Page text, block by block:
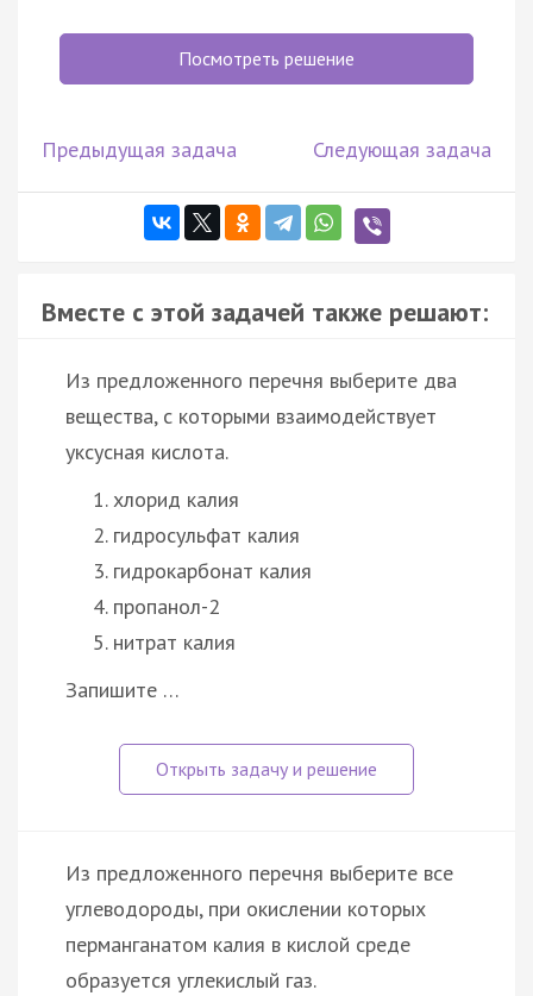
Посмотреть решение
Предыдущая задача Следующая задача
Вместе с этой задачей также решают:
Из предложенного перечня выберите два
вещества, с которыми взаимодействует
уксусная кислота.
хлорид калия
гидросульфат калия
гидрокарбонат калия
пропанол-2
нитрат калия
Запишите …
Из предложенного перечня выберите все
углеводороды, при окислении которых
перманганатом калия в кислой среде
образуется углекислый газ.